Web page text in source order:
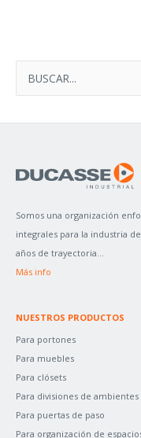
S
O
R
:
Somos una organización
integrales para la industria
años de trayectoria...
Más info
NUESTROS PRODUCTOS
Para portones
Para muebles
Para clósets
Para divisiones de ambientes
Para puertas de paso
Para organización de